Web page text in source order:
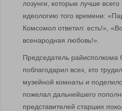
лозунги, которые лучше всего
идеологию того времени:
Комсомол ответил: есть!»,
всенародная любовь!».
Председатель райисполкома
поблагодарил всех, кто
музейной комнаты и
пожелал дальнейшего
представителей старших